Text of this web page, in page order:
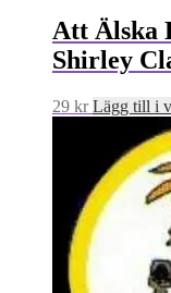
Att Älska
Shirley
29 kr Lägg till i